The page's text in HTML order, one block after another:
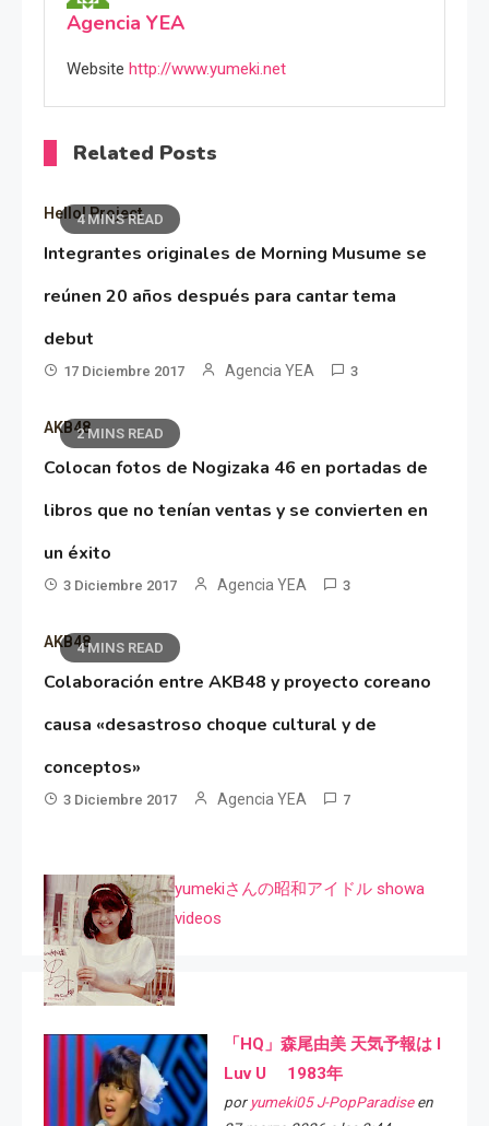
Agencia YEA
Website http://www.yumeki.net
Related Posts
4 MINS READ
Hello! Project
Integrantes originales de Morning Musume se
reúnen 20 años después para cantar tema
debut
17 Diciembre 2017 Agencia YEA 3
2 MINS READ
AKB48
Colocan fotos de Nogizaka 46 en portadas de
libros que no tenían ventas y se convierten en
un éxito
3 Diciembre 2017 Agencia YEA 3
4 MINS READ
AKB48
Colaboración entre AKB48 y proyecto coreano
causa «desastroso choque cultural y de
conceptos»
3 Diciembre 2017 Agencia YEA 7
yumekiさんの昭和アイドル showa
videos
「HQ」森尾由美 天気予報は I
Luv U 1983年
por yumeki05 J-PopParadiseen